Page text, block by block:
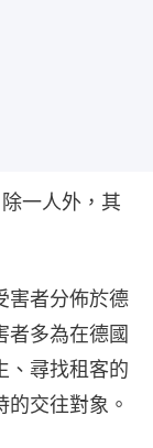
一人外，其
害者分佈於德
者多為在德國
、尋找租客的
交往對象。